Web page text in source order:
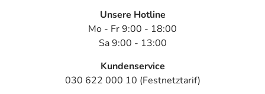
Unsere Hotline
Mo - Fr 9:00 - 18:00
Sa 9:00 - 13:00
Kundenservice
030 622 000 10 (Festnetztarif)